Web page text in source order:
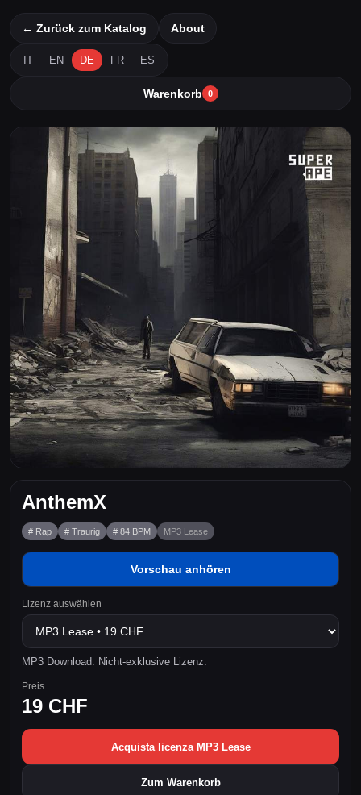
← Zurück zum Katalog About
IT EN DE FR ES
Warenkorb 0
AnthemX
# Rap # Traurig # 84 BPM MP3 Lease
Vorschau anhören
Lizenz auswählen
MP3 Download. Nicht-exklusive Lizenz.
Preis
19 CHF
Acquista licenza MP3 Lease
Zum Warenkorb